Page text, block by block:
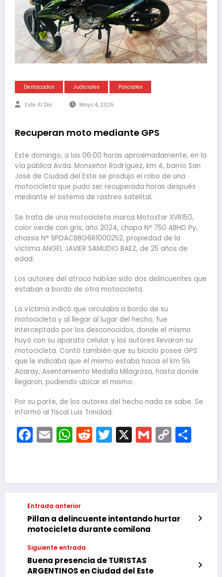
Destacados Judiciales Policiales
Este Al Día Mayo 4, 2025
Recuperan moto mediante GPS
Este domingo, a las 06:00 horas aproximadamente, en la
vía pública Avda. Monseñor Rodríguez, km 4, barrio San
José de Ciudad del Este se produjo el robo de una
motocicleta que pudo ser recuperada horas después
mediante el sistema de rastreo satelital.
Se trata de una motocicleta marca Motostar XVR150,
color verde con gris, año 2024, chapa N° 750 ABHD Py,
chassis N° 9PDACBBG6R1000252, propiedad de la
víctima ANGEL JAVIER SAMUDIO BAEZ, de 25 años de
edad.
Los autores del atraco habían sido dos delincuentes que
estaban a bordo de otra motocicleta.
La víctima indicó que circulaba a bordo de su
motocicleta y al llegar al lugar del hecho, fue
interceptado por los desconocidos, donde el mismo
huyó con su aparato celular y los autores llevaron su
motocicleta. Contó también que su biciclo posee GPS
que le indicaba que el mismo estaba hacia el km 5½
Acaray, Asentamiento Medalla Milagrosa, hasta donde
llegaron, pudiendo ubicar el mismo.
Por su parte, de los autores del hecho nada se sabe. Se
informó al fiscal Luis Trinidad.
Facebook
EmailWhatsApp
Reddit
Twitter
X Gmail
Copy
Entrada anterior
Pillan a delincuente intentando hurtar
motocicleta durante comilona
Siguiente entrada
Buena presencia de TURISTAS
ARGENTINOS en Ciudad del Este